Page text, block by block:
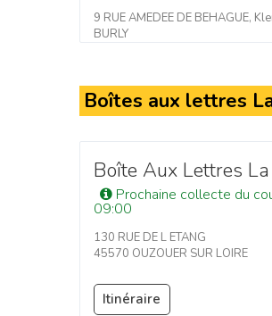
9 RUE AMEDEE DE BEHAGUE,
BURLY
Boîtes aux lettres
Boîte Aux Lettres
Prochaine collecte du
09:00
130 RUE DE L ETANG
45570 OUZOUER SUR LOIRE
Itinéraire